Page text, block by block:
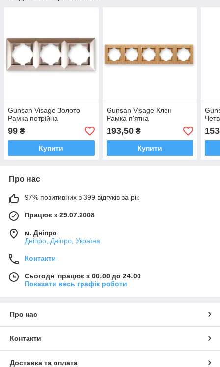
Gunsan Visage Золото
Рамка потрійна
99 ₴
Купити
Gunsan Visage Клен
Рамка п'ятна
193,50₴
Купити
153
Про нас
97% позитивних з 399 відгуків за рік
Працює з 29.07.2008
м. Дніпро
Дніпро, Дніпро, Україна
Контакти
Сьогодні працює з 00:00 до 24:00
Показати весь графік роботи
Про нас
Контакти
Доставка та оплата